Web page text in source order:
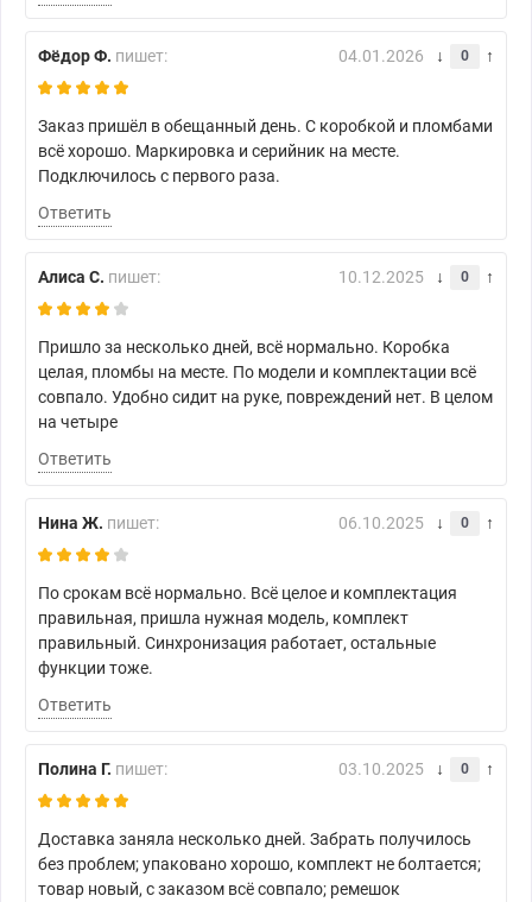
Фёдор Ф. пишет: 04.01.2026 0
Заказ пришёл в обещанный день. С коробкой и пломбами
всё хорошо. Маркировка и серийник на месте.
Подключилось с первого раза.
Ответить
Алиса С. пишет: 10.12.2025 0
Пришло за несколько дней, всё нормально. Коробка
целая, пломбы на месте. По модели и комплектации всё
совпало. Удобно сидит на руке, повреждений нет. В целом
на четыре
Ответить
Нина Ж. пишет: 06.10.2025 0
По срокам всё нормально. Всё целое и комплектация
правильная, пришла нужная модель, комплект
правильный. Синхронизация работает, остальные
функции тоже.
Ответить
Полина Г. пишет: 03.10.2025 0
Доставка заняла несколько дней. Забрать получилось
без проблем; упаковано хорошо, комплект не болтается;
товар новый, с заказом всё совпало; ремешок